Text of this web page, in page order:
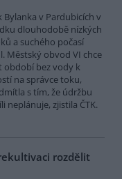
Bylanka v Pardubicích v
dlouhodobě nízkých
a suchého počasí
Městský obvod VI chce
období bez vody k
na správce toku,
s tím, že údržbu
neplánuje, zjistila ČTK.
rozdělit